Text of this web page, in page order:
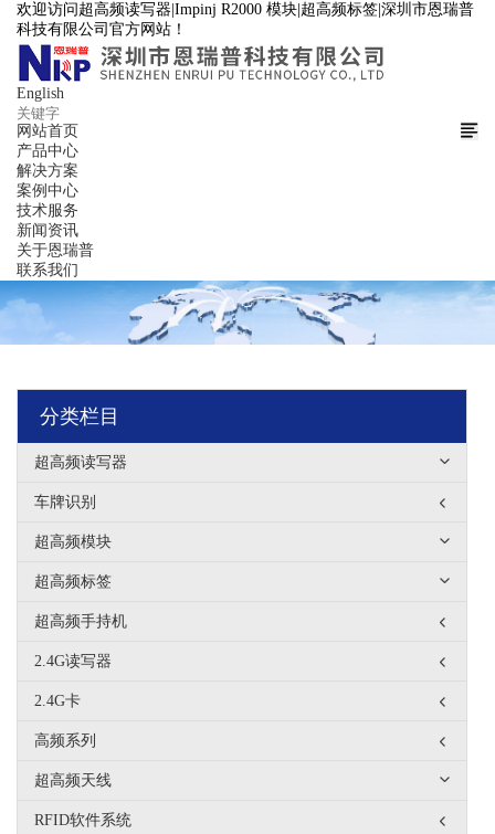
欢迎访问超高频读写器|Impinj R2000 模块|超高频标签|深圳市恩瑞普
科技有限公司官方网站！
English

网站首页
产品中心
解决方案
案例中心
技术服务
新闻资讯
关于恩瑞普
联系我们
分类栏目
超高频读写器
车牌识别
超高频模块
超高频标签
超高频手持机
2.4G读写器
2.4G卡
高频系列
超高频天线
RFID软件系统